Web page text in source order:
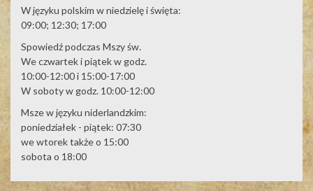
W języku polskim w niedzielę i święta:
09:00; 12:30; 17:00
Spowiedź podczas Mszy św.
We czwartek i piątek w godz.
10:00-12:00 i 15:00-17:00
W soboty w godz. 10:00-12:00
Msze w języku niderlandzkim:
poniedziałek - piątek: 07:30
we wtorek także o 15:00
sobota o 18:00